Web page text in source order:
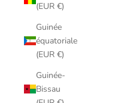
(EUR €)
Guinée
équatoriale
(EUR €)
Guinée-
Bissau